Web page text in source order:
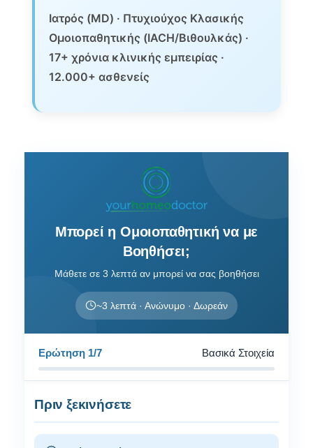
Ιατρός (MD) · Πτυχιούχος Κλασικής
Ομοιοπαθητικής (IACH/Βιθουλκάς) ·
17+ χρόνια κλινικής εμπειρίας ·
12.000+ ασθενείς
Μπορεί η Ομοιοπαθητική να με
Βοηθήσει;
Μάθετε σε 3 λεπτά αν μπορεί να σας βοηθήσει
~3 λεπτά · Ανώνυμο · Δωρεάν
Ερώτηση 1/7 Βασικά Στοιχεία
Πριν ξεκινήσετε